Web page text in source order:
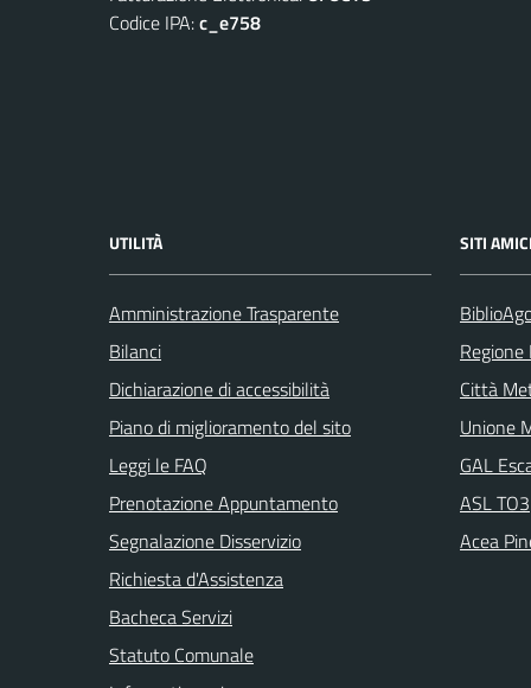
Codice IPA:c_e758
UTILITÀ
Amministrazione Trasparente
Bilanci
Dichiarazione di accessibilità
Piano di miglioramento del sito
Leggi le FAQ
Prenotazione Appuntamento
Segnalazione Disservizio
Richiesta d'Assistenza
Bacheca Servizi
Statuto Comunale
SITI AMICI
Città
Unione
GAL
ASL TO3
Acea